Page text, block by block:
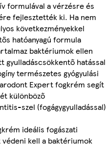
formulával a vérzésre és
fejlesztették ki. Ha nem
következményekkel
hatóanyagú formula
baktériumok ellen
gyulladáscsökkentő hatással
természetes gyógyulási
Expert fogkrém segít
különböző
szel (fogágygyulladással)
ideális fogászati
kell a baktériumok